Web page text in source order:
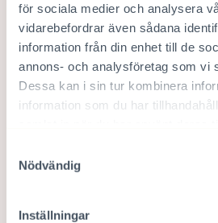
för sociala medier och analysera
vidarebefordrar även sådana
information från din enhet till de
annons- och analysföretag som vi
Dessa kan i sin tur kombinera
information som du har
Nödvändig
Inställningar